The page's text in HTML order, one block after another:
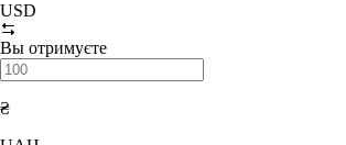
USD
Вы отримуєте
₴